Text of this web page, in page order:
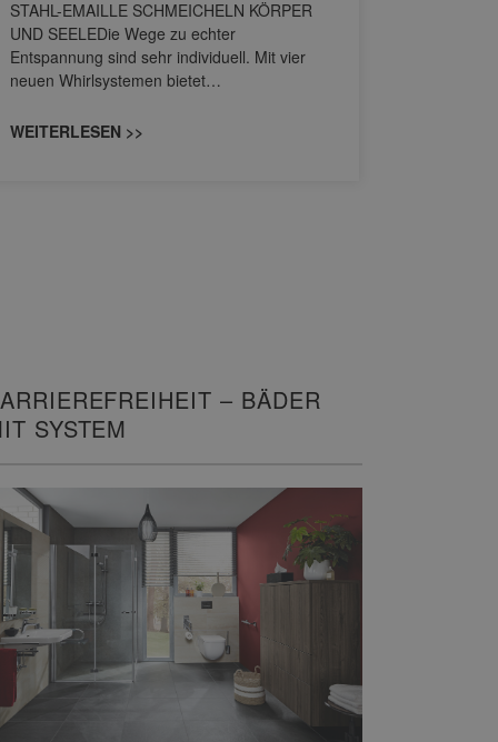
STAHL-EMAILLE SCHMEICHELN KÖRPER
UND SEELEDie Wege zu echter
Entspannung sind sehr individuell. Mit vier
neuen Whirlsystemen bietet…
WEITERLESEN >>
– BÄDER
SYSTEM